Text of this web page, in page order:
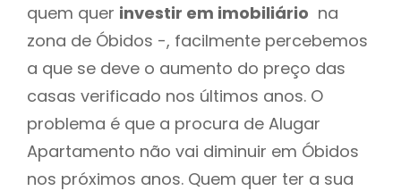
quem quer investir em imobiliário na
zona de Óbidos -, facilmente percebemos
a que se deve o aumento do preço das
casas verificado nos últimos anos. O
problema é que a procura de Alugar
Apartamento não vai diminuir em Óbidos
nos próximos anos. Quem quer ter a sua